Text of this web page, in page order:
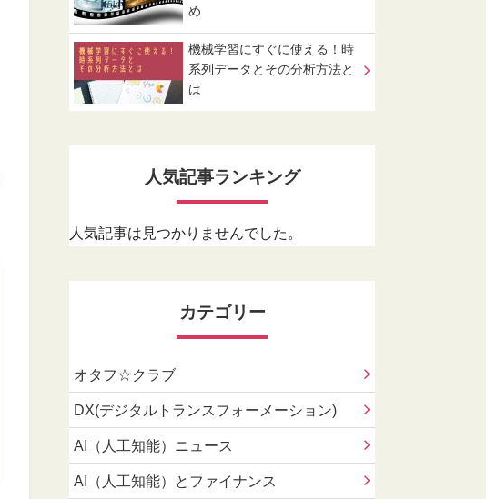
め
機械学習にすぐに使える！時
系列データとその分析方法と
は
人気記事ランキング
人気記事は見つかりませんでした。
カテゴリー
オタフ☆クラブ
DX(デジタルトランスフォーメーション)
AI（人工知能）ニュース
AI（人工知能）とファイナンス